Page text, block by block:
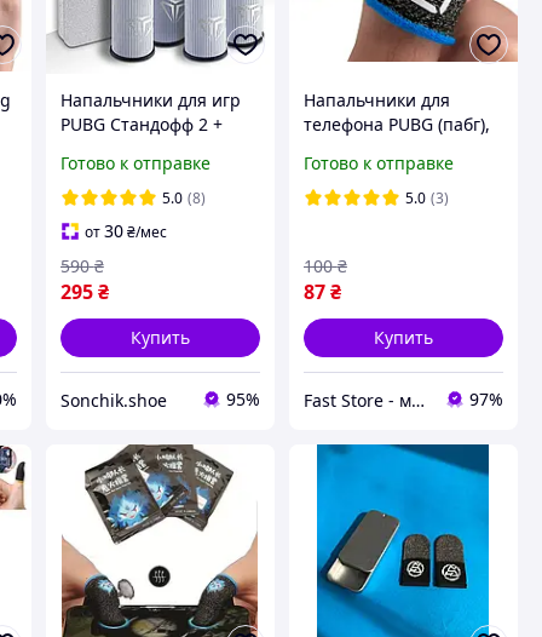
Напальчники для игр
PUBG Стандофф 2 +
кейс Напальчники для
игр на телефоне Shezi
S04
Готово к отправке
5.0 (8)
от30 ₴/мес
295 ₴
590 ₴
Купить
Sonchik.shoe 95%
Напальчники для
телефона PUBG (пабг),
геймпада, геймерские
тканевые для PUBG,
Готово к отправке
5.0 (3)
87₴
100 ₴
Купить
Fast Store - магазин аксессуаров и гаджетов 97%